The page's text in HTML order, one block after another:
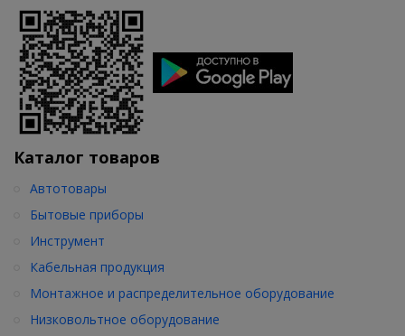
Каталог товаров
Автотовары
Бытовые приборы
Инструмент
Кабельная продукция
Монтажное и распределительное оборудование
Низковольтное оборудование